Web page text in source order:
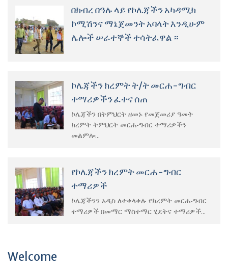
በክብረ በዓሉ ላይ የኮሌጃችን አካዳሚክ
ኮሚሽንና ማኔጀመንት አባላት እንዲሁም
ሌሎች ሠራተኞች ተሳትፈዋል ።
ኮሌጃችን ክረምት ት/ት መርሐ-ግብር
ተማሪዎችን ፈተና ሰጠ
ኮሌጃችን በትምህርት ዘመኑ የመጀመሪያ ዓመት
ክረምት ትምህርት መርሐ-ግብር ተማሪዎችን
መልምሎ...
የኮሌጃችን ክረምት መርሐ-ግብር
ተማሪዎች
ኮሌጃችንን አዲስ ለተቀላቀሉ የክረምት መርሐ-ግብር
ተማሪዎች በመማር ማስተማር ሂደትና ተማሪዎች...
Welcome